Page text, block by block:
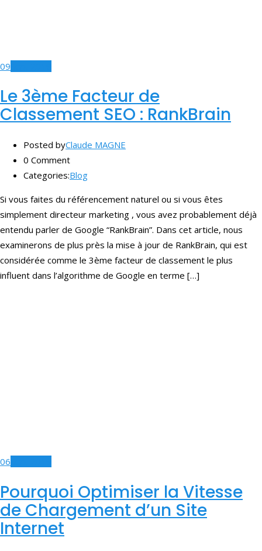
09
Le 3ème Facteur de
Classement SEO : RankBrain
Posted byClaude MAGNE
0 Comment
Categories:Blog
Si vous faites du référencement naturel ou si vous êtes
simplement directeur marketing , vous avez probablement déjà
entendu parler de Google “RankBrain”. Dans cet article, nous
examinerons de plus près la mise à jour de RankBrain, qui est
considérée comme le 3ème facteur de classement le plus
influent dans l’algorithme de Google en terme […]
06
Pourquoi Optimiser la Vitesse
de Chargement d’un Site
Internet